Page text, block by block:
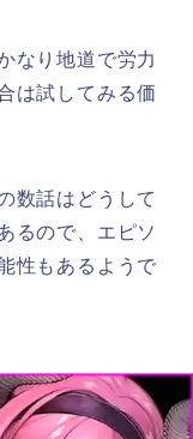
なり地道で労力
は試してみる価
数話はどうして
るので、エピソ
性もあるようで